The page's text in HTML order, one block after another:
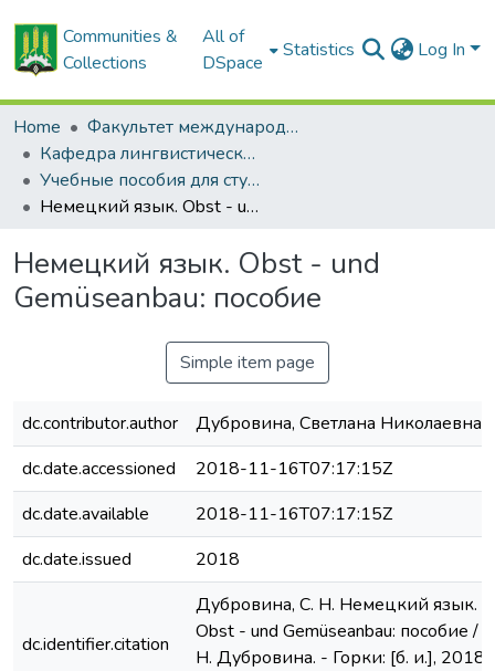
Communities &
Collections
All of
DSpace
Statistics Log In
Home
Факультет международных связей и довузовской подготовки
Кафедра лингвистических дисциплин
Учебные пособия для студентов, изучающих немецкий язык
Немецкий язык. Obst - und Gemüseanbau: пособие
Немецкий язык. Obst - und
Gemüseanbau: пособие
Simple item page
dc.contributor.author
Дубровина, Светлана Николаевна
dc.date.accessioned
2018-11-16T07:17:15Z
dc.date.available
2018-11-16T07:17:15Z
dc.date.issued
2018
dc.identifier.citation
Дубровина, С. Н. Немецкий язык.
Obst - und Gemüseanbau: пособие /
Н. Дубровина. - Горки: [б. и.], 2018.